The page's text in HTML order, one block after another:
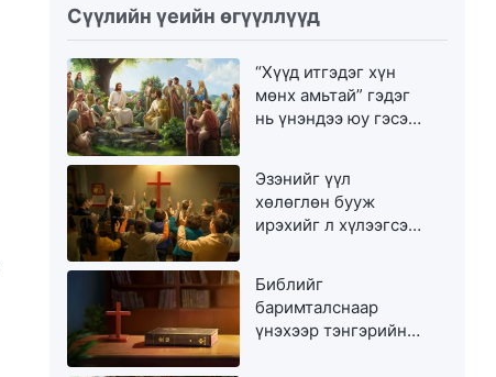
Сүүлийн үеийн өгүүллүүд
“Хүүд итгэдэг хүн
мөнх амьтай” гэдэг
нь үнэндээ юу гэсэн
Эзэнийг үүл
хөлөглөн бууж
ирэхийг л хүлээгсэд
Библийг
баримталснаар
үнэхээр тэнгэрийн